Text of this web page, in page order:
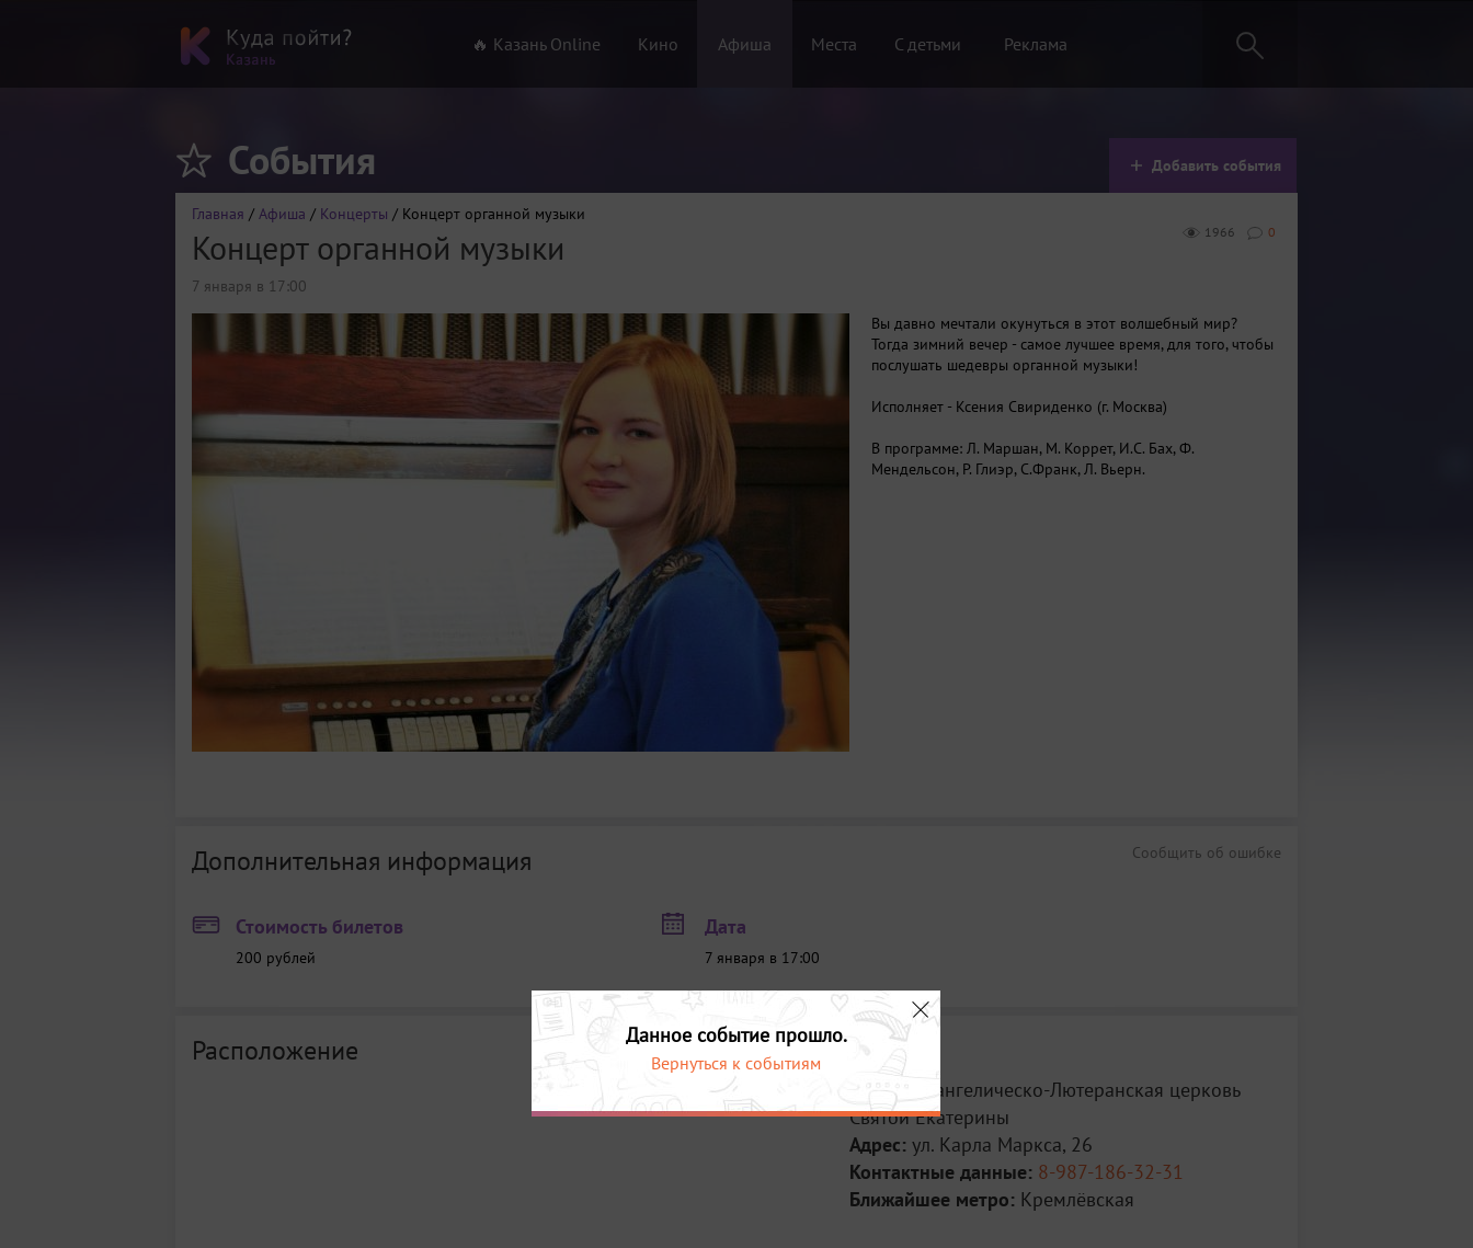
🔥 Казань Online Кино Афиша Места С детьми Реклама
События Добавить события
Главная / Афиша / Концерты / Концерт органной музыки
0
1966
Концерт органной музыки
7 января в 17:00
Вы давно мечтали окунуться в этот волшебный мир?
Тогда зимний вечер - самое лучшее время, для того, чтобы
послушать шедевры органной музыки!
Исполняет - Ксения Свириденко (г. Москва)
В программе: Л. Маршан, М. Коррет, И.С. Бах, Ф.
Мендельсон, Р. Глиэр, С.Франк, Л. Вьерн.
Сообщить об ошибке
Дополнительная информация
Стоимость билетов
200 рублей
Дата
7 января в 17:00
Расположение
Место:
Евангелическо-Лютеранская церковь
Святой Екатерины
Адрес: ул. Карла Маркса, 26
Контактные данные: 8-987-186-32-31
Ближайшее метро: Кремлёвская
Данное событие прошло.
Вернуться к событиям